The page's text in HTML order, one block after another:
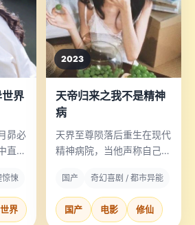
界
昴必
直面
惊悚
界
2023
天帝归来之我不是精神
病
天界至尊陨落后重生在现代
精神病院，当他声称自己是
吃药。
国产 奇幻喜剧 / 都市异能
国产 电影 修仙